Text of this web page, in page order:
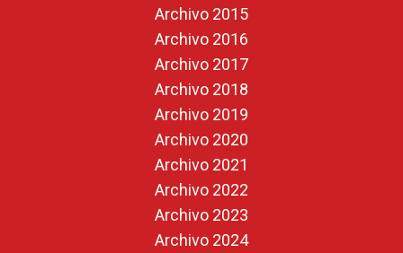
Archivo 2015
Archivo 2016
Archivo 2017
Archivo 2018
Archivo 2019
Archivo 2020
Archivo 2021
Archivo 2022
Archivo 2023
Archivo 2024